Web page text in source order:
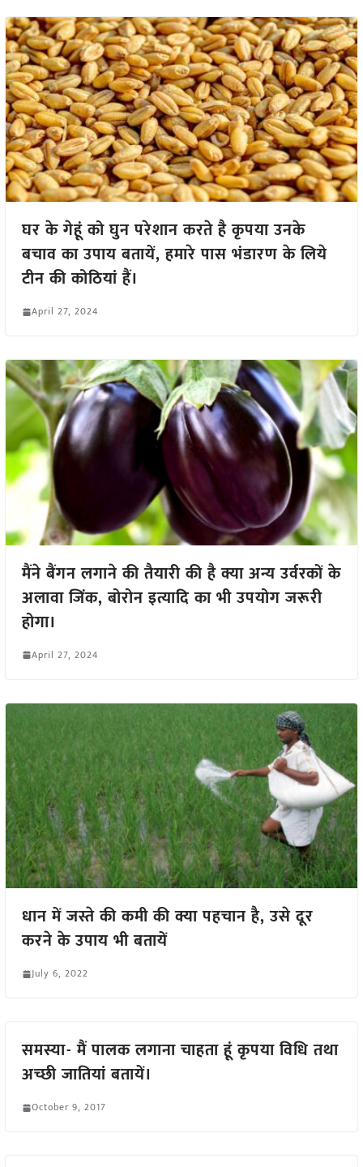
घर के गेहूं को घुन परेशान करते है कृपया उनके
बचाव का उपाय बतायें, हमारे पास भंडारण के लिये
टीन की कोठियां हैं।
April 27, 2024
मैंने बैंगन लगाने की तैयारी की है क्या अन्य उर्वरकों के
अलावा जिंक, बोरोन इत्यादि का भी उपयोग जरूरी
होगा।
April 27, 2024
धान में जस्ते की कमी की क्या पहचान है, उसे दूर
करने के उपाय भी बतायें
July 6, 2022
समस्या- मैं पालक लगाना चाहता हूं कृपया विधि तथा
अच्छी जातियां बतायें।
October 9, 2017